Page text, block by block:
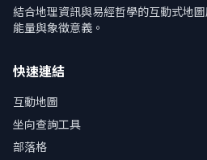
結合地理資訊與易經哲學的互動式地
能量與象徵意義。
快速連結
互動地圖
坐向查詢工具
部落格